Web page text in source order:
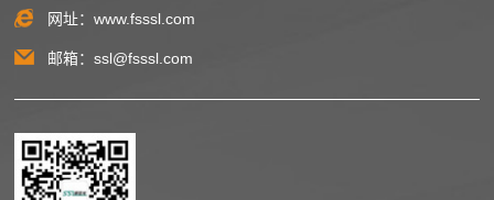
网址：www.fsssl.com
邮箱：ssl@fsssl.com